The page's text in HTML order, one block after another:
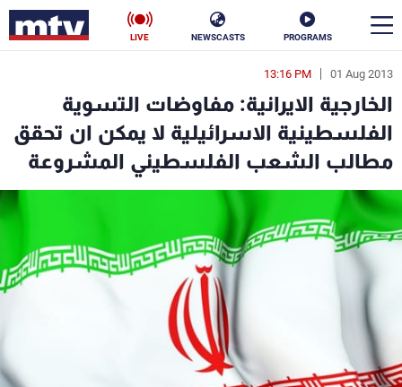
PROGRAMS
NEWSCASTS
LIVE
01 Aug 2013
13:16 PM
الخارجية الايرانية: مفاوضات التسوية
الفلسطينية الاسرائيلية لا يمكن ان تحقق
مطالب الشعب الفلسطيني المشروعة
en
الأخبار
سياسة ناس
إقتصاد
منوعات رياضة
كأس العالم
البرامج